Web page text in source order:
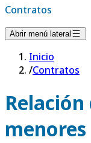
Contratos
Abrir menú lateral
Inicio
/Contratos
menores